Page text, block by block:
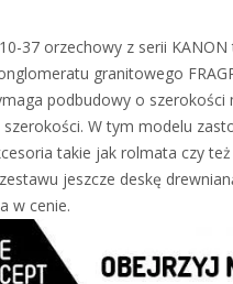
37 orzechowy z serii
granitowego
podbudowy o
W tym modelu
takie jak rolmata czy
jeszcze deskę
w cenie.